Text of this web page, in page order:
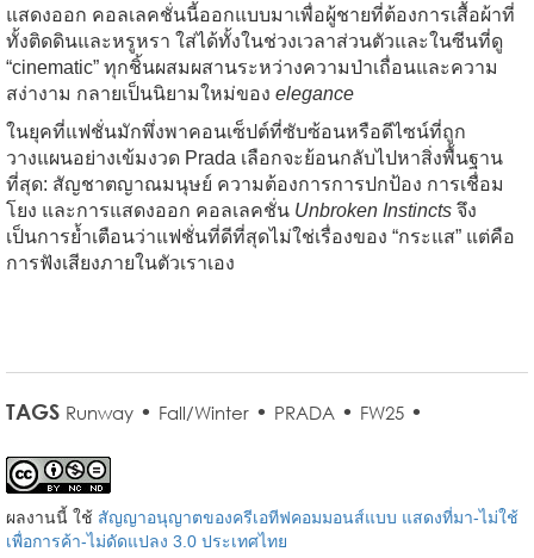
แสดงออก คอลเลคชั่นนี้ออกแบบมาเพื่อผู้ชายที่ต้องการเสื้อผ้าที่
ทั้งติดดินและหรูหรา ใส่ได้ทั้งในช่วงเวลาส่วนตัวและในซีนที่ดู
“cinematic” ทุกชิ้นผสมผสานระหว่างความป่าเถื่อนและความ
สง่างาม กลายเป็นนิยามใหม่ของ elegance
ในยุคที่แฟชั่นมักพึ่งพาคอนเซ็ปต์ที่ซับซ้อนหรือดีไซน์ที่ถูก
วางแผนอย่างเข้มงวด Prada เลือกจะย้อนกลับไปหาสิ่งพื้นฐาน
ที่สุด: สัญชาตญาณมนุษย์ ความต้องการการปกป้อง การเชื่อม
โยง และการแสดงออก คอลเลคชั่น Unbroken Instincts จึง
เป็นการย้ำเตือนว่าแฟชั่นที่ดีที่สุดไม่ใช่เรื่องของ “กระแส” แต่คือ
การฟังเสียงภายในตัวเราเอง
TAGS Runway • Fall/Winter • PRADA • FW25 •
ผลงานนี้ ใช้ สัญญาอนุญาตของครีเอทีฟคอมมอนส์แบบ แสดงที่มา-ไม่ใช้
เพื่อการค้า-ไม่ดัดแปลง 3.0 ประเทศไทย